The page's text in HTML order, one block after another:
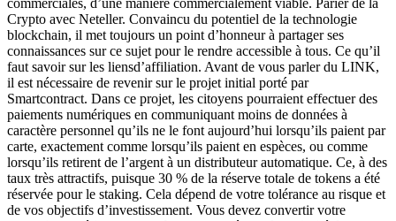
Crypto avec Neteller. Convaincu du potentiel de la technologie
blockchain, il met toujours un point d’honneur à partager ses
connaissances sur ce sujet pour le rendre accessible à tous. Ce qu’il
faut savoir sur les liensd’affiliation. Avant de vous parler du LINK,
il est nécessaire de revenir sur le projet initial porté par
Smartcontract. Dans ce projet, les citoyens pourraient effectuer des
paiements numériques en communiquant moins de données à
caractère personnel qu’ils ne le font aujourd’hui lorsqu’ils paient par
carte, exactement comme lorsqu’ils paient en espèces, ou comme
lorsqu’ils retirent de l’argent à un distributeur automatique. Ce, à des
taux très attractifs, puisque 30 % de la réserve totale de tokens a été
réservée pour le staking. Cela dépend de votre tolérance au risque et
de vos objectifs d’investissement. Vous devez convertir votre